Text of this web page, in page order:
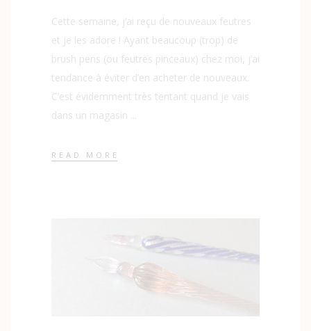
Cette semaine, j’ai reçu de nouveaux feutres
et je les adore ! Ayant beaucoup (trop) de
brush pens (ou feutres pinceaux) chez moi, j’ai
tendance à éviter d’en acheter de nouveaux.
C’est évidemment très tentant quand je vais
dans un magasin
READ MORE